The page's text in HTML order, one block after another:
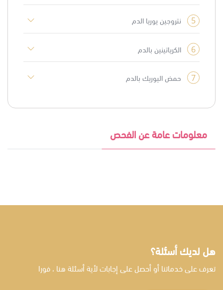
5
6
7
معلومات عامة عن الفحص
هل لديك أسئلة؟
تعرف على خدماتنا أو أحصل على إجابات لأية أسئلة هنا ، فورا